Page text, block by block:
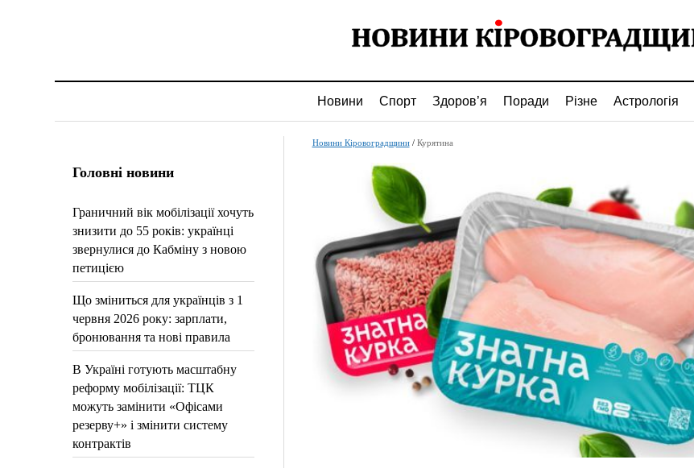
Новини Спорт Здоров’я Поради Різне Астрологія
Головні новини
Граничний вік мобілізації хочуть
знизити до 55 років: українці
звернулися до Кабміну з новою
петицією
Що зміниться для українців з 1
червня 2026 року: зарплати,
бронювання та нові правила
В Україні готують масштабну
реформу мобілізації: ТЦК
можуть замінити «Офісами
резерву+» і змінити систему
контрактів
Новини Кіровоградщини/ Курятина